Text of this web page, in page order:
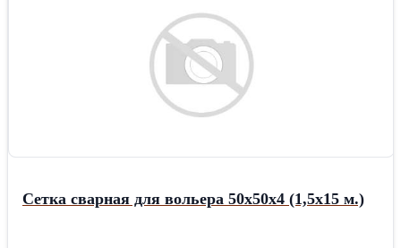
Сетка сварная для вольера 50х50х4 (1,5х15 м.)